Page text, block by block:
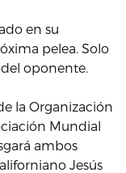
en su
pelea. Solo
oponente.
la Organización
Mundial
ambos
Jesús